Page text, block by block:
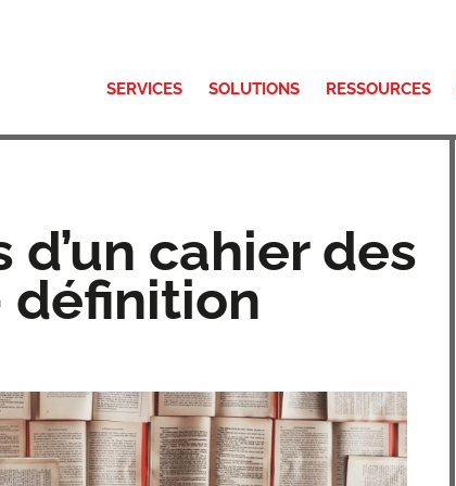
SERVICES SOLUTIONS RESSOURCES
d’un cahier des
définition